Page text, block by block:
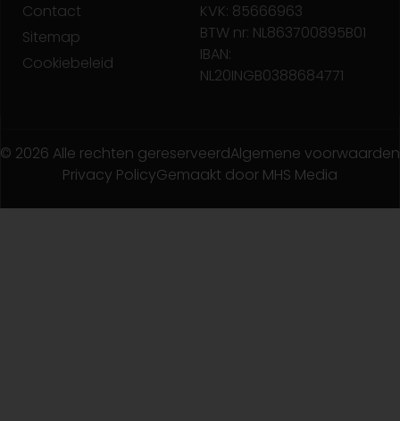
Contact
Sitemap
Cookiebeleid
KVK: 85666963
BTW nr: NL863700895B01
IBAN:
NL20INGB0388684771
© 2026 Alle rechten gereserveerdAlgemene voorwaarden
Privacy PolicyGemaakt door MHS Media